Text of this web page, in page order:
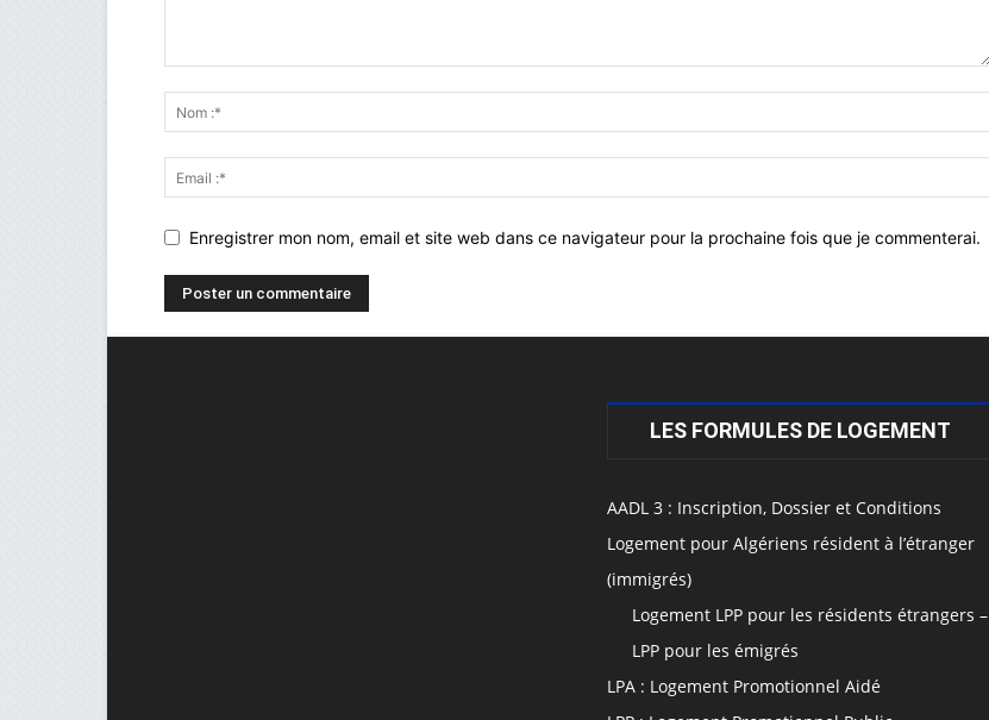
Enregistrer mon nom, email et site web dans ce navigateur pour la prochaine fois que je commenterai.
LES FORMULES DE LOGEMENT
AADL 3 : Inscription, Dossier et Conditions
Logement pour Algériens résident à l’étranger
(immigrés)
Logement LPP pour les résidents étrangers –
LPP pour les émigrés
LPA : Logement Promotionnel Aidé